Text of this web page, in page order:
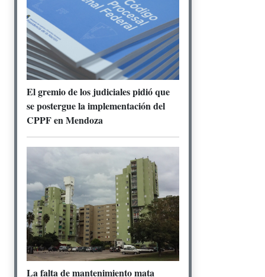
El gremio de los judiciales pidió que
se postergue la implementación del
CPPF en Mendoza
La falta de mantenimiento mata